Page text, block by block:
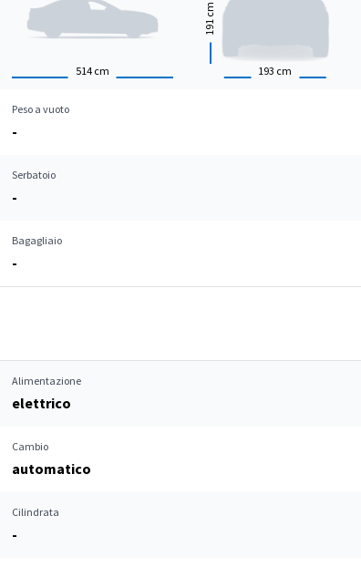
514 cm 193 cm
191
cm
Peso a vuoto
-
Serbatoio
-
Bagagliaio
-
Alimentazione
elettrico
Cambio
automatico
Cilindrata
-